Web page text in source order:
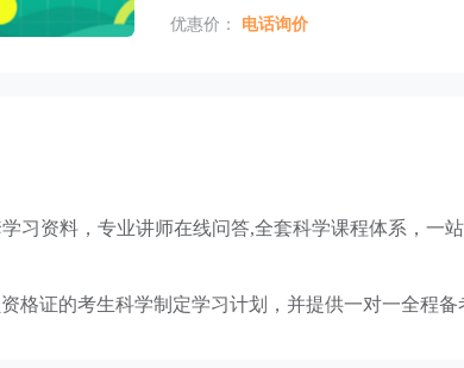
优惠价： 电话询价
习资料，专业讲师在线问答,全套科学课程体系，一
格证的考生科学制定学习计划，并提供一对一全程